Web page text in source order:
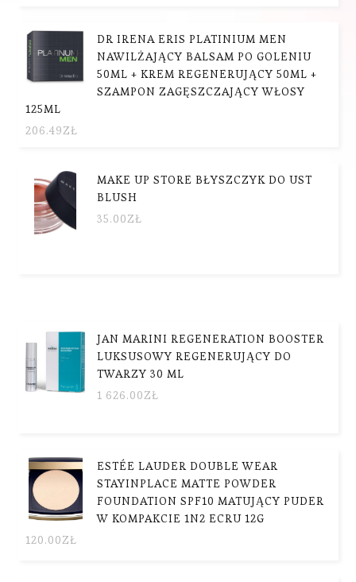
DR IRENA ERIS PLATINIUM MEN
NAWILŻAJĄCY BALSAM PO GOLENIU
50ML + KREM REGENERUJĄCY 50ML +
SZAMPON ZAGĘSZCZAJĄCY WŁOSY
125ML
206.49ZŁ
MAKE UP STORE BŁYSZCZYK DO UST
BLUSH
35.00ZŁ
JAN MARINI REGENERATION BOOSTER
LUKSUSOWY REGENERUJĄCY DO
TWARZY 30 ML
1 626.00ZŁ
ESTÉE LAUDER DOUBLE WEAR
STAYINPLACE MATTE POWDER
FOUNDATION SPF10 MATUJĄCY PUDER
W KOMPAKCIE 1N2 ECRU 12G
120.00ZŁ